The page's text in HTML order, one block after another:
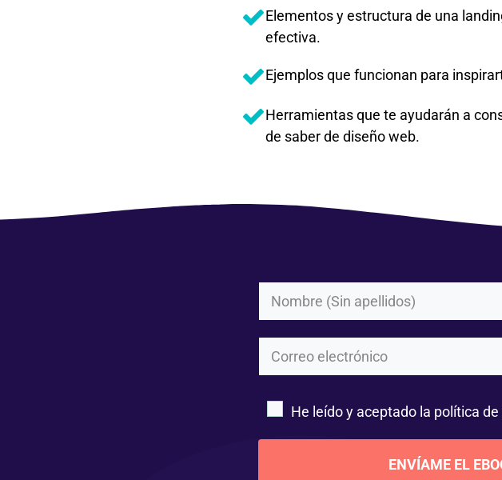
Elementos y estructura de una
efectiva.
Ejemplos que funcionan para
Herramientas que te ayudarán a
de saber de diseño web.
He leído y aceptado la política
ENVÍAME EL